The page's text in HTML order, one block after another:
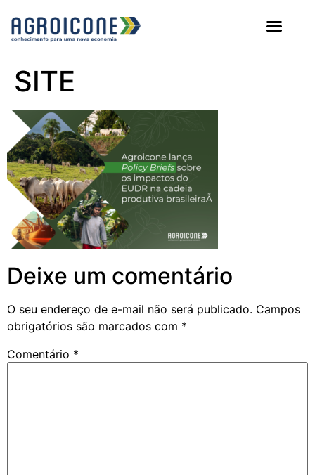
SITE
Deixe um comentário
O seu endereço de e-mail não será publicado. Campos
obrigatórios são marcados com *
Comentário *